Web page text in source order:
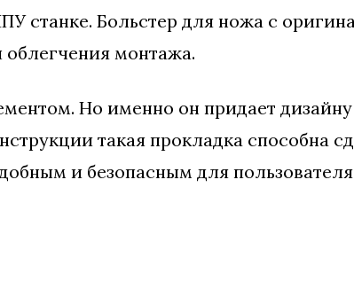
станке. Больстер для ножа с
облегчения монтажа.
Но именно он придает
такая прокладка способна
и безопасным для